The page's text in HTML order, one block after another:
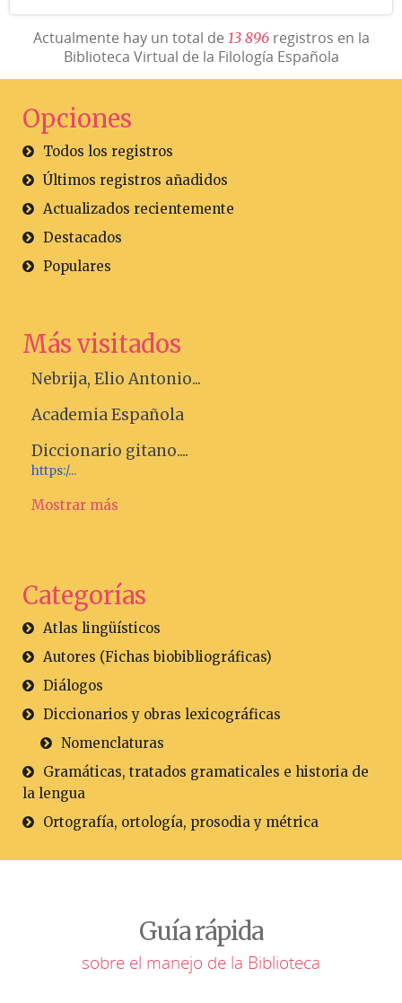
Actualmente hay un total de 13 896registros en la
Biblioteca Virtual de la Filología Española
Opciones
Todos los registros
Últimos registros añadidos
Actualizados recientemente
Destacados
Populares
Más visitados
Nebrija, Elio Antonio...
Academia Española
Diccionario gitano....
https:/...
Mostrar más
Categorías
Atlas lingüísticos
Autores (Fichas biobibliográficas)
Diálogos
Diccionarios y obras lexicográficas
Nomenclaturas
Gramáticas, tratados gramaticales e historia de
la lengua
Ortografía, ortología, prosodia y métrica
Guía rápida
sobre el manejo de la Biblioteca